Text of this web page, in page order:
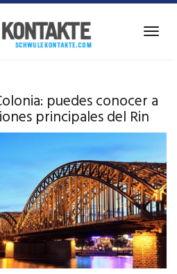
puedes conocer a
principales del Rin